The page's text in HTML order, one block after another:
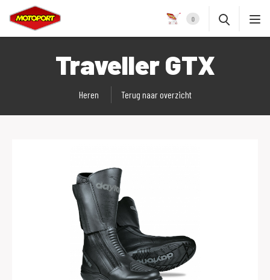
0
Traveller GTX
Heren Terug naar overzicht